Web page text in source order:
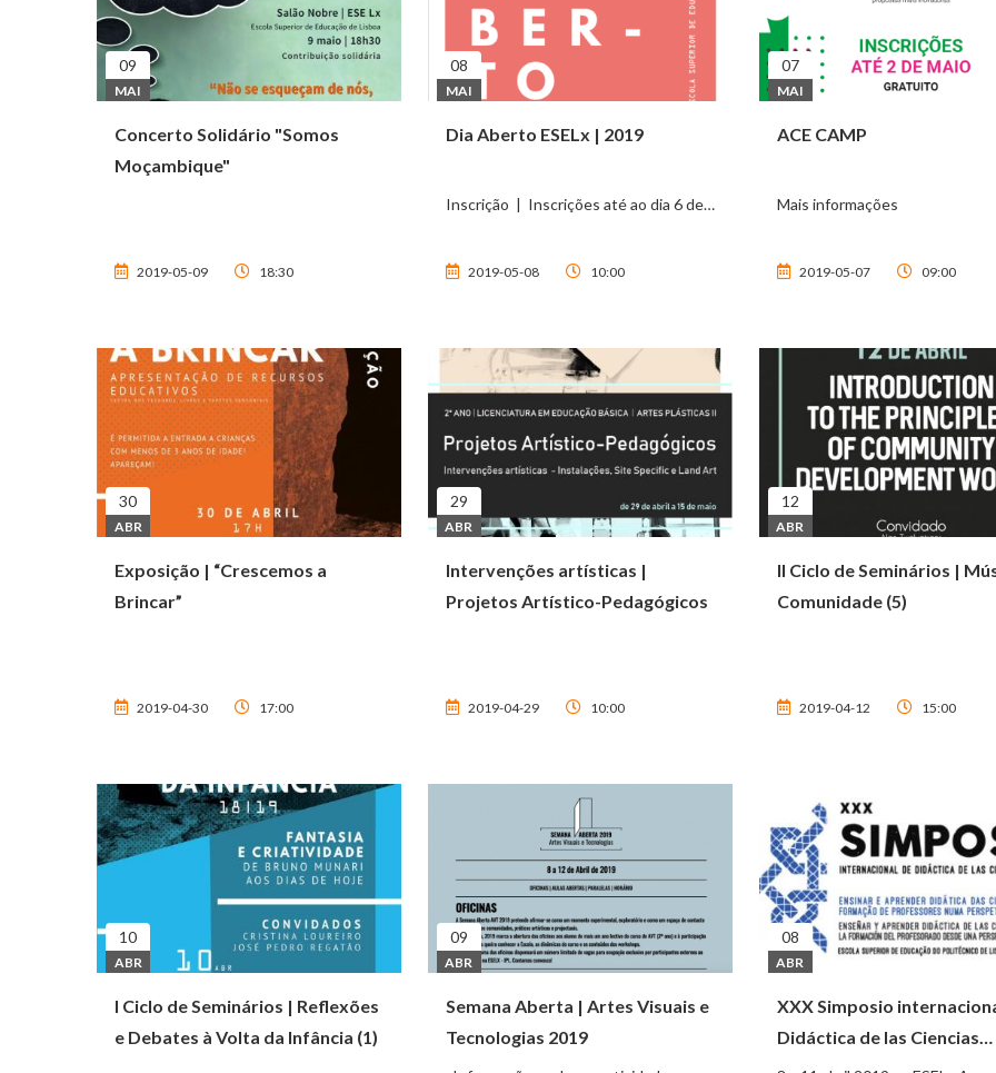
09
MAI
Concerto Solidário "Somos
Moçambique"
2019-05-09 18:30
08
MAI
Dia Aberto ESELx | 2019
Inscrição | Inscrições até ao dia 6 de…
2019-05-08 10:00
07
MAI
ACE CAMP
Mais informações
2019-05-07 09:00
30
ABR
Exposição | “Crescemos a
Brincar”
2019-04-30 17:00
29
ABR
Intervenções artísticas |
Projetos Artístico-Pedagógicos
2019-04-29 10:00
12
ABR
II Ciclo de Seminários |
Comunidade (5)
2019-04-12 15:00
10
ABR
I Ciclo de Seminários | Reflexões
e Debates à Volta da Infância (1)
09
ABR
Semana Aberta | Artes Visuais e
Tecnologias 2019
08
ABR
XXX Simposio
Didáctica de las Ciencias
Sociales